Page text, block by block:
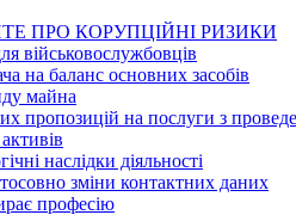
ПРО КОРУПЦІЙНІ РИЗИКИ
військовослужбовців
на баланс основних засобів
майна
пропозицій на послуги з
наслідки діяльності
зміни контактних даних
професію